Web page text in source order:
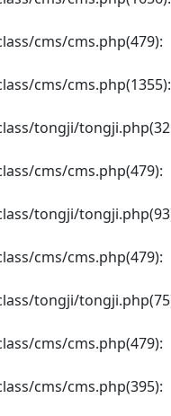
cms/cms.php(479):
cms/cms.php(1355):
tongji/
cms/cms.php(479):
tongji/
cms/cms.php(479):
tongji/
cms/cms.php(479):
cms/cms.php(395):